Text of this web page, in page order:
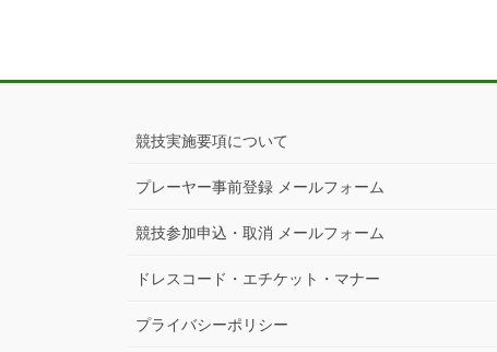
競技実施要項について
プレーヤー事前登録 メールフォーム
競技参加申込・取消 メールフォーム
ドレスコード・エチケット・マナー
プライバシーポリシー